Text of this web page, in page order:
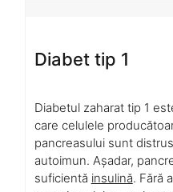
Diabet tip 1
Diabetul zaharat tip 1
care celulele
pancreasului sunt
autoimun. Așadar,
suficientă insulină. Fără